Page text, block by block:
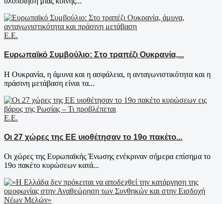
Ε.Ε.
Ευρωπαϊκό Συμβούλιο: Στο τραπέζι Ουκρανία,...
Η Ουκρανία, η άμυνα και η ασφάλεια, η ανταγωνιστικότητα και η
πράσινη μετάβαση είναι τα...
Ε.Ε.
Οι 27 χώρες της ΕΕ υιοθέτησαν το 19ο πακέτο...
Οι χώρες της Ευρωπαϊκής Ένωσης ενέκριναν σήμερα επίσημα το
19ο πακέτο κυρώσεων κατά...